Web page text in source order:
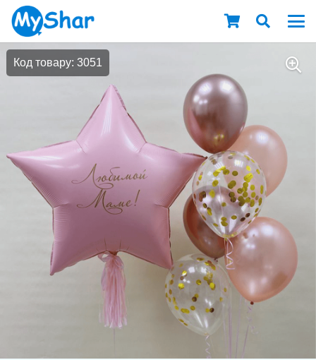
Код товару: 3051